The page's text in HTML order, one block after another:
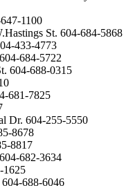
1100
St. 604-684-5868
433-4773
684-5722
604-688-0315
681-7825
Dr. 604-255-5550
8678
8817
682-3634
1625
688-6046